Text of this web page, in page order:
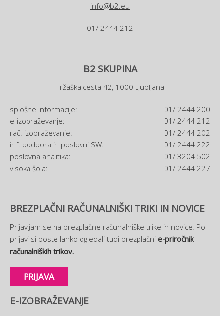
info@b2.eu
01/ 2444 212
B2 SKUPINA
Tržaška cesta 42, 1000 Ljubljana
splošne informacije:
01/ 2444 200
e-izobraževanje:
01/ 2444 212
rač. izobraževanje:
01/ 2444 202
inf. podpora in poslovni SW:
01/ 2444 222
poslovna analitika:
01/ 3204 502
visoka šola:
01/ 2444 227
BREZPLAČNI RAČUNALNIŠKI TRIKI IN NOVICE
Prijavljam se na brezplačne računalniške trike in novice. Po
prijavi si boste lahko ogledali tudi brezplačni e-priročnik
računalniških trikov.
PRIJAVA
E-IZOBRAŽEVANJE